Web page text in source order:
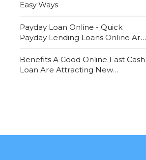
Easy Ways
Payday Loan Online - Quick
Payday Lending Loans Online Are
Benefits A Good Online Fast Cash
Loan Are Attracting New